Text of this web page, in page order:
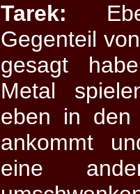
Tarek:
Gegenteil
gesagt
Metal
eben in
ankommt
eine